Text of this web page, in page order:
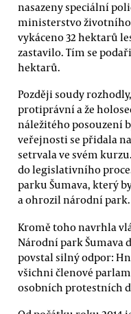
nasazeny speciální
ministerstvo
vykáceno 32 hektarů
zastavilo. Tím se
hektarů.
Později soudy
protiprávní a že
náležitého posouzení
veřejnosti se přidala
setrvala ve svém
do legislativního
parku Šumava, který
a ohrozil národní park.
Kromě toho navrhla
Národní park Šumava
povstal silný odpor:
všichni členové
osobních protestních